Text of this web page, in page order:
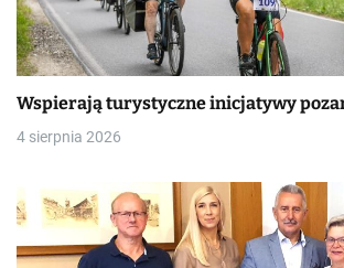
Wspierają turystyczne inicjatywy
4 sierpnia 2026